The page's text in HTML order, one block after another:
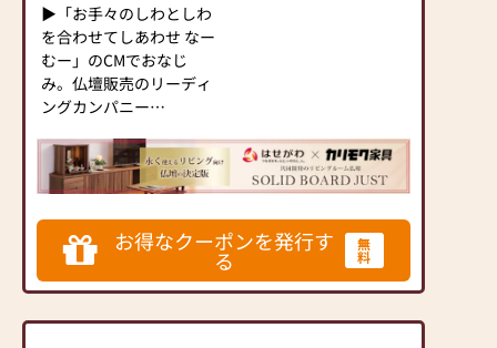
▶「お手々のしわとしわ
を合わせてしあわせ なー
むー」のCMでおなじ
み。仏壇販売のリーディ
ングカンパニー
国内家具専門メーカー
と、モダンなインテリア
にマッチするお仏壇を展
開
◆◆ お陰様で創業94年
◆◆
国内130店舗以上のスケ
お得なクーポンを発行す
る
無
料